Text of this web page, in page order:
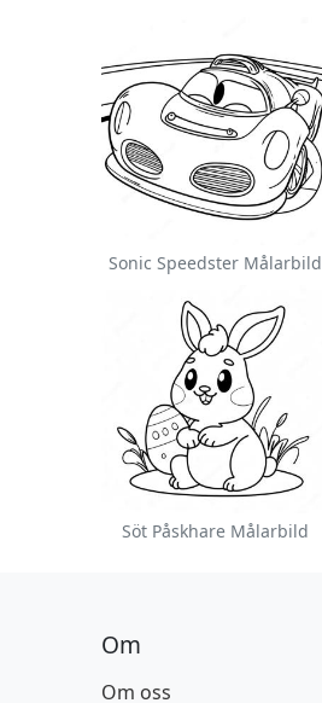
Sonic Speedster Målarbild
Söt Påskhare Målarbild
Om
Om oss